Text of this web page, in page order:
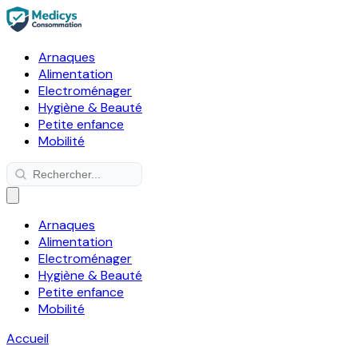
Arnaques
Alimentation
Electroménager
Hygiène & Beauté
Petite enfance
Mobilité
Arnaques
Alimentation
Electroménager
Hygiène & Beauté
Petite enfance
Mobilité
Accueil